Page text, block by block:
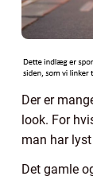
Der er
look. For
man har
Det gamle